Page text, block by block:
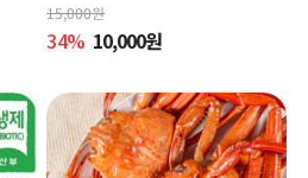
15,000원
34% 10,000원